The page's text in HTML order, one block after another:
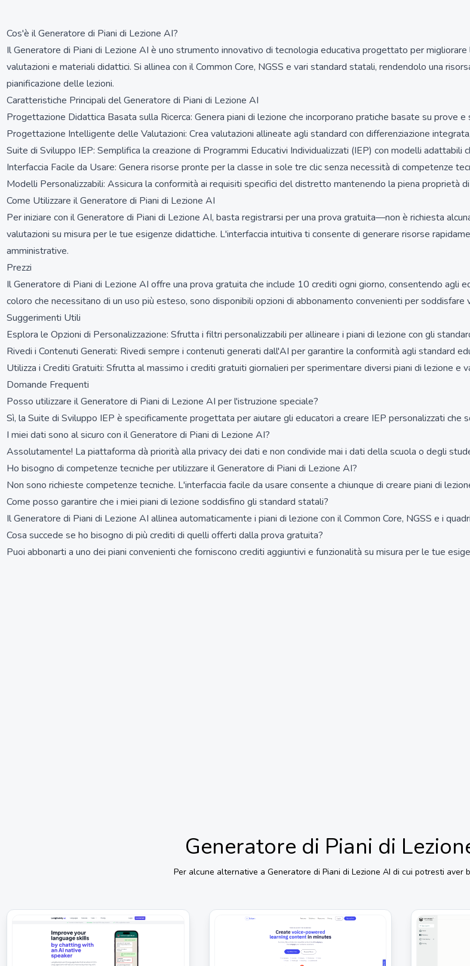
Cos'è il Generatore di Piani di Lezione AI?
Il Generatore di Piani di Lezione AI è uno strumento innovativo di tecnologia educativa progettato per
valutazioni e materiali didattici. Si allinea con il Common Core, NGSS e vari standard statali, rendendolo una
pianificazione delle lezioni.
Caratteristiche Principali del Generatore di Piani di Lezione AI
Progettazione Didattica Basata sulla Ricerca: Genera piani di lezione che incorporano pratiche basate su prove
Progettazione Intelligente delle Valutazioni: Crea valutazioni allineate agli standard con differenziazione
Suite di Sviluppo IEP: Semplifica la creazione di Programmi Educativi Individualizzati (IEP) con modelli adattabili
Interfaccia Facile da Usare: Genera risorse pronte per la classe in sole tre clic senza necessità di competenze
Modelli Personalizzabili: Assicura la conformità ai requisiti specifici del distretto mantenendo la piena proprietà
Come Utilizzare il Generatore di Piani di Lezione AI
Per iniziare con il Generatore di Piani di Lezione AI, basta registrarsi per una prova gratuita—non è richiesta
valutazioni su misura per le tue esigenze didattiche. L'interfaccia intuitiva ti consente di generare risorse
amministrative.
Prezzi
Il Generatore di Piani di Lezione AI offre una prova gratuita che include 10 crediti ogni giorno, consentendo agli
coloro che necessitano di un uso più esteso, sono disponibili opzioni di abbonamento convenienti per soddisfare
Suggerimenti Utili
Esplora le Opzioni di Personalizzazione: Sfrutta i filtri personalizzabili per allineare i piani di lezione con gli
Rivedi i Contenuti Generati: Rivedi sempre i contenuti generati dall'AI per garantire la conformità agli standard
Utilizza i Crediti Gratuiti: Sfrutta al massimo i crediti gratuiti giornalieri per sperimentare diversi piani di lezione e
Domande Frequenti
Posso utilizzare il Generatore di Piani di Lezione AI per l'istruzione speciale?
Sì, la Suite di Sviluppo IEP è specificamente progettata per aiutare gli educatori a creare IEP personalizzati che
I miei dati sono al sicuro con il Generatore di Piani di Lezione AI?
Assolutamente! La piattaforma dà priorità alla privacy dei dati e non condivide mai i dati della scuola o degli
Ho bisogno di competenze tecniche per utilizzare il Generatore di Piani di Lezione AI?
Non sono richieste competenze tecniche. L'interfaccia facile da usare consente a chiunque di creare piani di
Come posso garantire che i miei piani di lezione soddisfino gli standard statali?
Il Generatore di Piani di Lezione AI allinea automaticamente i piani di lezione con il Common Core, NGSS e i
Cosa succede se ho bisogno di più crediti di quelli offerti dalla prova gratuita?
Puoi abbonarti a uno dei piani convenienti che forniscono crediti aggiuntivi e funzionalità su misura per le tue
Generatore di Piani di
Per alcune alternative a Generatore di Piani di Lezione AI di cui potresti aver